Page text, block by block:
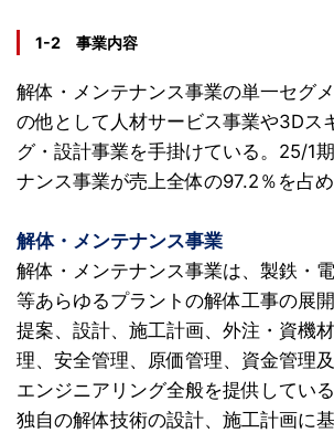
1-2 事業内容
解体・メンテナンス事業の単一セグ
の他として人材サービス事業や3Dス
グ・設計事業を手掛けている。25/1
ナンス事業が売上全体の97.2％を占め
解体・メンテナンス事業
解体・メンテナンス事業は、製鉄・
等あらゆるプラントの解体工事の展
提案、設計、施工計画、外注・資機
理、安全管理、原価管理、資金管理
エンジニアリング全般を提供してい
独自の解体技術の設計、施工計画に